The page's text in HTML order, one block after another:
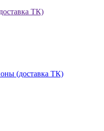
ТК)
(доставка ТК)